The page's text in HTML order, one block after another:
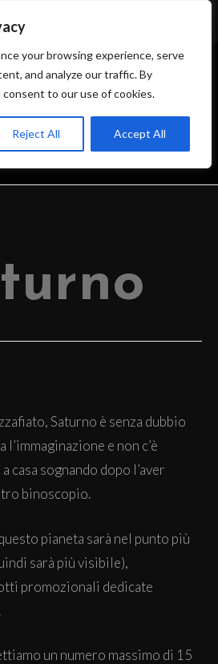
your browsing experience, serve
and analyze our traffic. By
consent to our use of cookies.
Reject All Accept All
BLOG
> 2022 > 29 > OSSERVATORIO
Saturno è senza dubbio
e non c’è
casa sognando dopo l’aver
binoscopio.
pianeta sarà nel punto più
sarà più visibile),
promozionali dedicate
un numero massimo di 15